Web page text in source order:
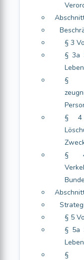
§ 3
§ 3a
§
§ 4
§
§ 5
§ 5a
§